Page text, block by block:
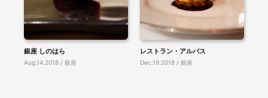
銀座 しのはら
Aug.14.2018 / 銀座
レストラン・アルバス
Dec.19.2018 / 銀座